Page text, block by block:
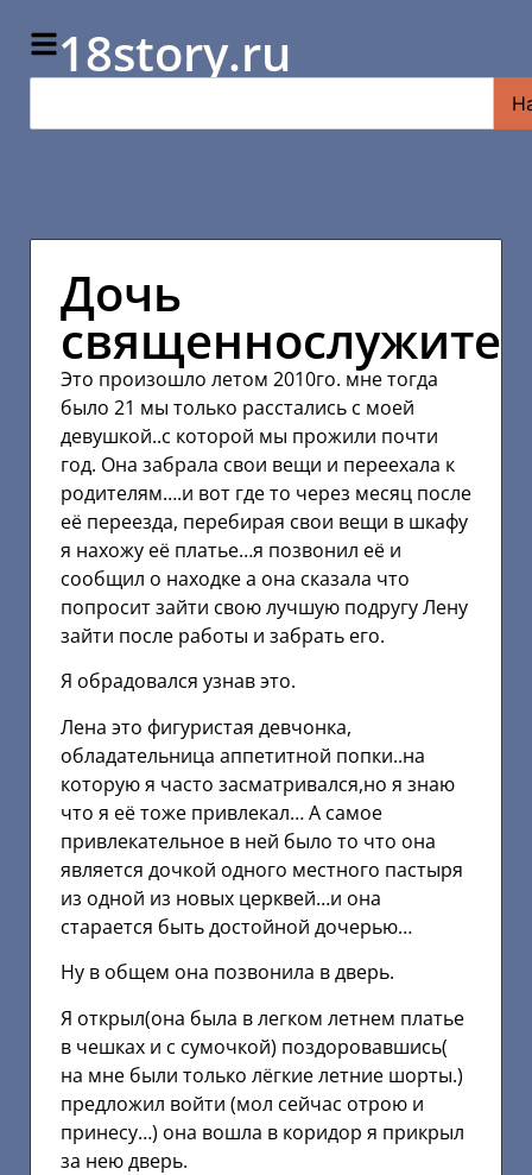
18story.ru
Дочь
Это произошло летом 2010го. мне тогда
было 21 мы только расстались с моей
девушкой..с которой мы прожили почти
год. Она забрала свои вещи и переехала к
родителям….и вот где то через месяц после
её переезда, перебирая свои вещи в шкафу
я нахожу её платье…я позвонил её и
сообщил о находке а она сказала что
попросит зайти свою лучшую подругу Лену
зайти после работы и забрать его.
Я обрадовался узнав это.
Лена это фигуристая девчонка,
обладательница аппетитной попки..на
которую я часто засматривался,но я знаю
что я её тоже привлекал… А самое
привлекательное в ней было то что она
является дочкой одного местного пастыря
из одной из новых церквей…и она
старается быть достойной дочерью…
Ну в общем она позвонила в дверь.
Я открыл(она была в легком летнем платье
в чешках и с сумочкой) поздоровавшись(
на мне были только лёгкие летние шорты.)
предложил войти (мол сейчас отрою и
принесу…) она вошла в коридор я прикрыл
за нею дверь.